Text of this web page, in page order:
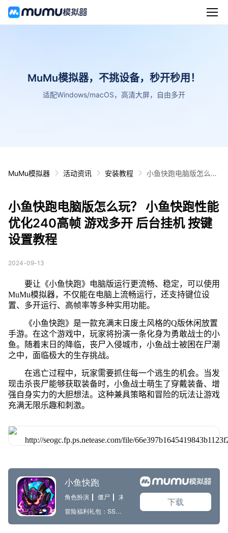
MuMu模拟器，不挑设备，秒开秒用！
适配Windows/macOS，高清大屏，自由多开
MuMu模拟器 活动资讯 安装教程
小鱼快跑电脑版怎么
台挂机 按键设置教程
小鱼快跑电脑版怎么玩？ 小鱼快跑性能
优化240高帧 游戏多开 后台挂机 按键
设置教程
2024-09-13
要让《小鱼快跑》电脑版运行更流畅、稳定，可以使用
MuMu模拟器，不仅能在电脑上流畅运行，还支持键位设
置、多开运行、高帧率等多种实用功能。
《小鱼快跑》是一款充满末日废土风格的Q版休闲放置
手游。在这个游戏中，玩家将扮演一条化身为勇敢战士的小
鱼。随着末日的降临，丧尸入侵城市，小鱼战士被困在尸潮
之中，面临极大的生存挑战。
在逃亡过程中，玩家需要抓住每一个逃生的机会。当发
现击杀丧尸能够获取装备时，小鱼战士萌生了穿戴装备、增
强自身实力的大胆想法。这种兼具策略和冒险的玩法让游戏
充满无限乐趣和刺激。